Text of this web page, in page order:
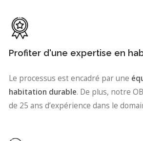
Profiter d'une expertise en
Le processus est encadré par une
habitation durable. De plus, notre
de 25 ans d’expérience dans le